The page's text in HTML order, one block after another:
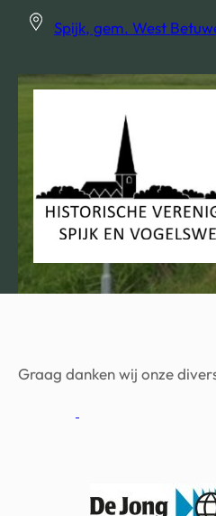
inhoud
Spijk, gem. West
Graag danken wij onze